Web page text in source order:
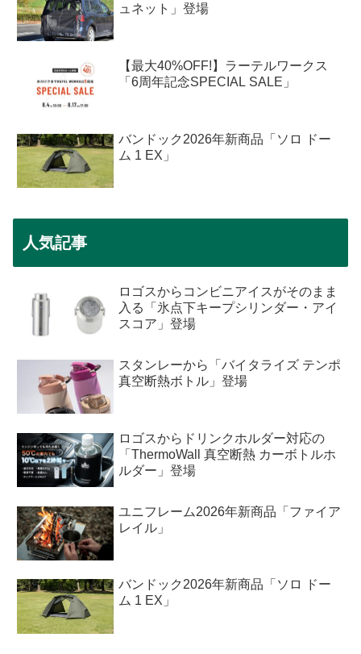
ュネット」登場
【最大40%OFF!】ラーテルワークス
「6周年記念SPECIAL SALE」
バンドック2026年新商品「ソロ ドー
ム 1 EX」
人気記事
ロゴスからコンビニアイスがそのまま
入る「氷点下キープシリンダー・アイ
スコア」登場
スタンレーから「バイタライズ テンポ
真空断熱ボトル」登場
ロゴスからドリンクホルダー対応の
「ThermoWall 真空断熱 カーボトルホ
ルダー」登場
ユニフレーム2026年新商品「ファイア
レイル」
バンドック2026年新商品「ソロ ドー
ム 1 EX」